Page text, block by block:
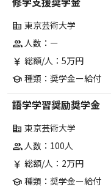
corporate_fare 東京芸術大学
group人数：ー
currency_yen 総額/人：5万円
school 種類：奨学金ー給付
語学学習奨励奨学金
corporate_fare 東京芸術大学
group人数：100人
currency_yen 総額/人：2万円
school 種類：奨学金ー給付